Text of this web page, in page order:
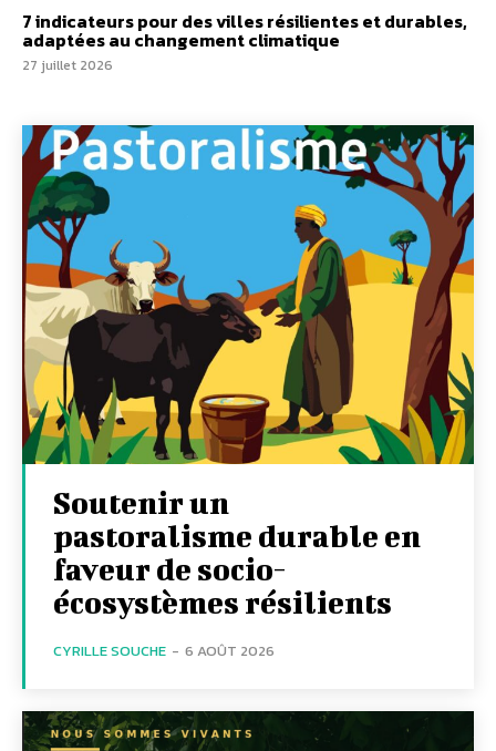
7 indicateurs pour des villes résilientes et durables,
adaptées au changement climatique
27 juillet 2026
Soutenir un
pastoralisme durable en
faveur de socio-
écosystèmes résilients
CYRILLE SOUCHE - 6 AOÛT 2026